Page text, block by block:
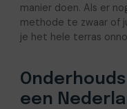
manier doen. Als er
methode te zwaar of
je het hele terras
een